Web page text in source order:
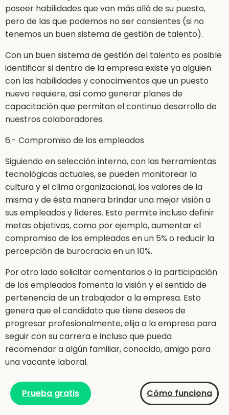
poseer habilidades que van más allá de su puesto,
pero de las que podemos no ser consientes (si no
tenemos un buen sistema de gestión de talento).
Con un buen sistema de gestión del talento es posible
identificar si dentro de la empresa existe ya alguien
con las habilidades y conocimientos que un puesto
nuevo requiere, así como generar planes de
capacitación que permitan el continuo desarrollo de
nuestros colaboradores.
6.- Compromiso de los empleados
Siguiendo en selección interna, con las herramientas
tecnológicas actuales, se pueden monitorear la
cultura y el clima organizacional, los valores de la
misma y de ésta manera brindar una mejor visión a
sus empleados y líderes. Esto permite incluso definir
metas objetivas, como por ejemplo, aumentar el
compromiso de los empleados en un 5% o reducir la
percepción de burocracia en un 10%.
Por otro lado solicitar comentarios o la participación
de los empleados fomenta la visión y el sentido de
pertenencia de un trabajador a la empresa. Esto
genera que el candidato que tiene deseos de
progresar profesionalmente, elija a la empresa para
seguir con su carrera e incluso que pueda
recomendar a algún familiar, conocido, amigo para
una vacante laboral.
Prueba gratis Cómo funciona